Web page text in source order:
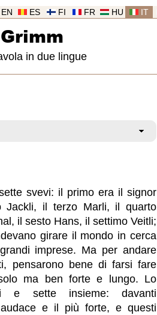
IT
HU
FR
FI
ES
EN
in due lingue
svevi: il primo era il signor
Jackli, il terzo Marli, il quarto
il sesto Hans, il settimo Veitli;
girare il mondo in cerca
imprese. Ma per andare
pensarono bene di farsi fare
ma ben forte e lungo. Lo
e sette insieme: davanti
e il più forte, e questi